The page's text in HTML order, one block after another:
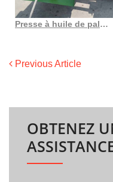
Presse à huile de palme, expulseur d’huile de palme avancé au Cameroun
Previous Article
OBTENEZ